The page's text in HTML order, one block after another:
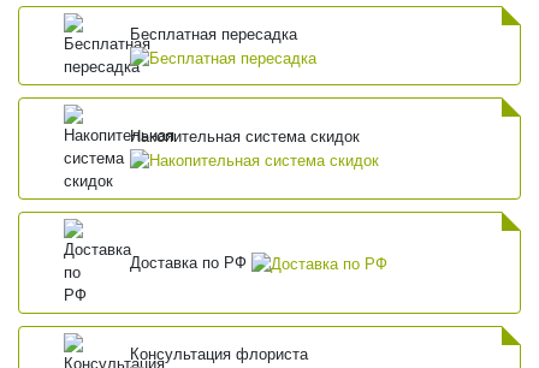
Бесплатная пересадка
Накопительная система скидок
Доставка по РФ
Консультация флориста